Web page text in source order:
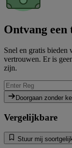
Ontvang
Snel en gratis bieden
vertrouwen. Er is
zijn.
Doorgaan zonder
Vergelijkbare
Stuur mij